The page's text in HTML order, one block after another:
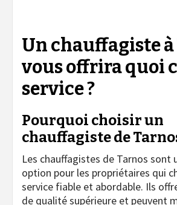
Un chauffagiste
vous offrira quoi
service ?
Pourquoi choisir un
chauffagiste de
Les chauffagistes de Tarnos sont
option pour les propriétaires qui
service fiable et abordable. Ils
de qualité supérieure et peuvent